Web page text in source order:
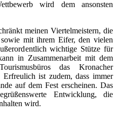
wird dem ansonsten
meinen Viertelmeistern, die
mit ihrem Eifer, den vielen
wichtige Stütze für
in Zusammenarbeit mit dem
das Kronacher
Erfreulich ist zudem, dass immer
auf dem Fest erscheinen. Das
Entwicklung, die
wird.